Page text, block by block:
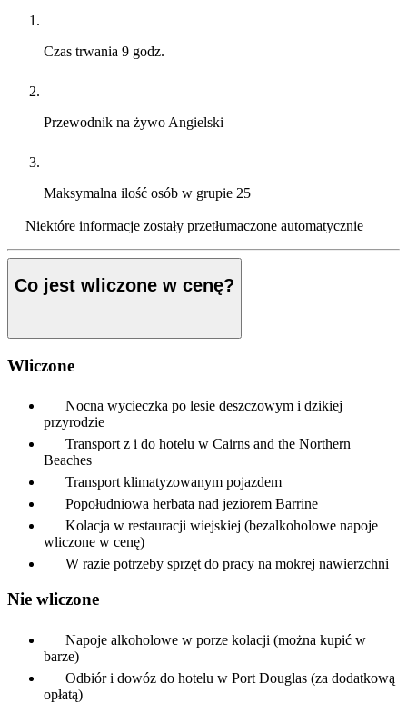
Czas trwania 9 godz.
Przewodnik na żywo Angielski
Maksymalna ilość osób w grupie 25
Niektóre informacje zostały przetłumaczone automatycznie
Co jest wliczone w cenę?
Wliczone
Nocna wycieczka po lesie deszczowym i dzikiej
przyrodzie
Transport z i do hotelu w Cairns and the Northern
Beaches
Transport klimatyzowanym pojazdem
Popołudniowa herbata nad jeziorem Barrine
Kolacja w restauracji wiejskiej (bezalkoholowe napoje
wliczone w cenę)
W razie potrzeby sprzęt do pracy na mokrej nawierzchni
Nie wliczone
Napoje alkoholowe w porze kolacji (można kupić w
barze)
Odbiór i dowóz do hotelu w Port Douglas (za dodatkową
opłatą)